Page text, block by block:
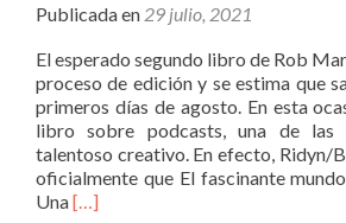
Publicada en 29 julio, 2021
El esperado segundo libro de Rob
proceso de edición y se estima que
primeros días de agosto. En esta
libro sobre podcasts, una de las
talentoso creativo. En efecto, Ridyn/
oficialmente que El fascinante
UnaLeer
[…]